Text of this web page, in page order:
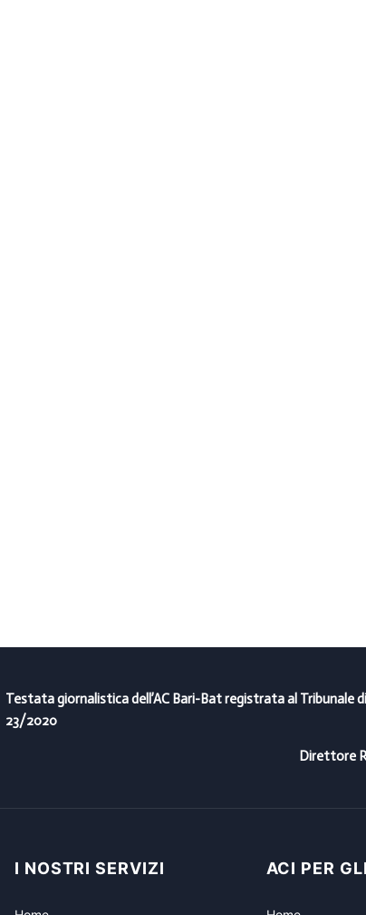
Testata giornalistica dell’AC Bari-Bat registrata al Tribunale
23/2020
Direttore
I NOSTRI SERVIZI ACI PER